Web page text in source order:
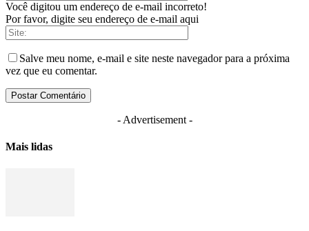
Você digitou um endereço de e-mail incorreto!
Por favor, digite seu endereço de e-mail aqui
Salve meu nome, e-mail e site neste navegador para a próxima
vez que eu comentar.
- Advertisement -
Mais lidas